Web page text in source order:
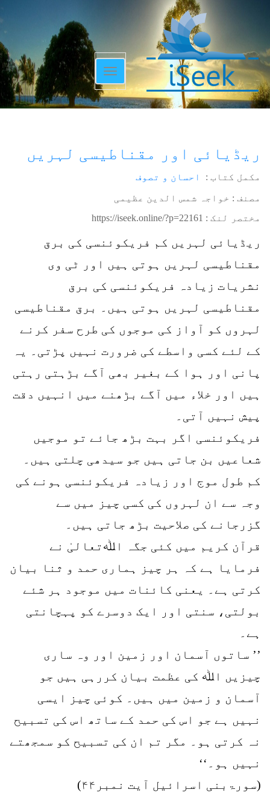
Toggle
navigation
ریڈیائی اور مقناطیسی لہریں
مکمل کتاب : احسان و تصوف
مصنف : خواجہ شمس الدین عظیمی
مختصر لنک : https://iseek.online/?p=22161
ریڈیائی لہریں کم فریکوئنسی کی برق
مقناطیسی لہریں ہوتی ہیں اور ٹی وی
نشریات زیادہ فریکوئنسی کی برق
مقناطیسی لہریں ہوتی ہیں۔ برق مقناطیسی
لہروں کو آواز کی موجوں کی طرح سفر کرنے
کے لئے کسی واسطے کی ضرورت نہیں پڑتی۔ یہ
پانی اور ہوا کے بغیر بھی آگے بڑہتی رہتی
ہیں اور خلاء میں آگے بڑھنے میں انہیں دقت
پیش نہیں آتی۔
فریکوئنسی اگر بہت بڑھ جائے تو موجیں
شعاعیں بن جاتی ہیں جو سیدھی چلتی ہیں۔
کم طول موج اور زیادہ فریکوئنسی ہونے کی
وجہ سے ان لہروں کی کسی چیز میں سے
گزرجانے کی صلاحیت بڑھ جاتی ہیں۔
قرآن کریم میں کئی جگہ اﷲتعالیٰ نے
فرمایا ہے کہ ہر چیز ہماری حمد و ثنا بیان
کرتی ہے۔ یعنی کائنات میں موجود ہر شئے
بولتی، سنتی اور ایک دوسرے کو پہچانتی
ہے۔
’’ ساتوں آسمان اور زمین اور وہ ساری
چیزیں اﷲ کی عظمت بیان کررہی ہیں جو
آسمان و زمین میں ہیں۔ کوئی چیز ایسی
نہیں ہے جو اس کی حمد کے ساتھ اس کی تسبیح
نہ کرتی ہو۔ مگر تم ان کی تسبیح کو سمجھتے
نہیں ہو۔‘‘
(سورۃبنی اسرائیل آیت نمبر۴۴)